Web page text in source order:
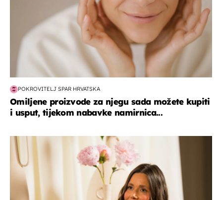
POKROVITELJ SPAR HRVATSKA
Omiljene proizvode za njegu sada možete kupiti
i usput, tijekom nabavke namirnica...
moda & ljepota